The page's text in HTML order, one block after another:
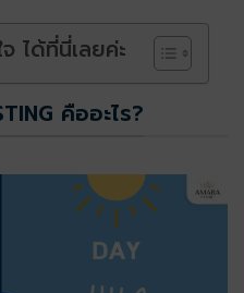
ได้ที่นี่เลยค่ะ
คืออะไร?